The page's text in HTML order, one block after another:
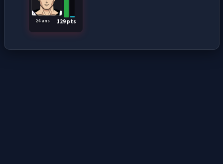
129 pts
24 ans